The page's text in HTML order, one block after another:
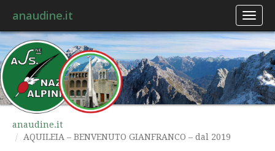
anaudine.it
anaudine.it
AQUILEIA – BENVENUTO GIANFRANCO – dal 2019